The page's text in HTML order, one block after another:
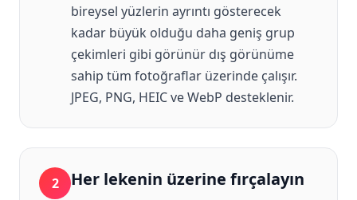
bireysel yüzlerin ayrıntı gösterecek
kadar büyük olduğu daha geniş grup
çekimleri gibi görünür dış görünüme
sahip tüm fotoğraflar üzerinde çalışır.
JPEG, PNG, HEIC ve WebP desteklenir.
2 Her lekenin üzerine fırçalayın